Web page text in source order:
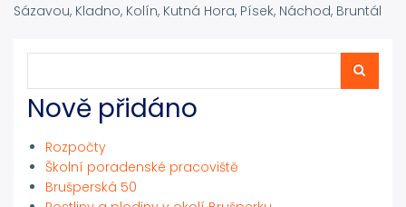
Sázavou, Kladno, Kolín, Kutná Hora, Písek, Náchod, Bruntál
Nově přidáno
Rozpočty
Školní poradenské pracoviště
Brušperská 50